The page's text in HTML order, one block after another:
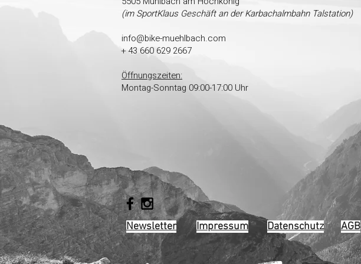
(im SportKlaus Geschäft an der Karbachalmbahn Talstation)
info@bike-muehlbach.com
+ 43 660 629 2667
Öffnungszeiten:
Montag-Sonntag 09:00-17:00 Uhr
Newsletter Impressum Datenschutz AGB